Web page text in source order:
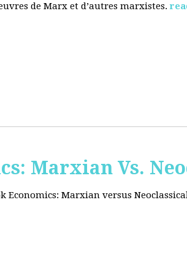
de Marx et d’autres marxistes.
Marxian Vs.
Marxian versus